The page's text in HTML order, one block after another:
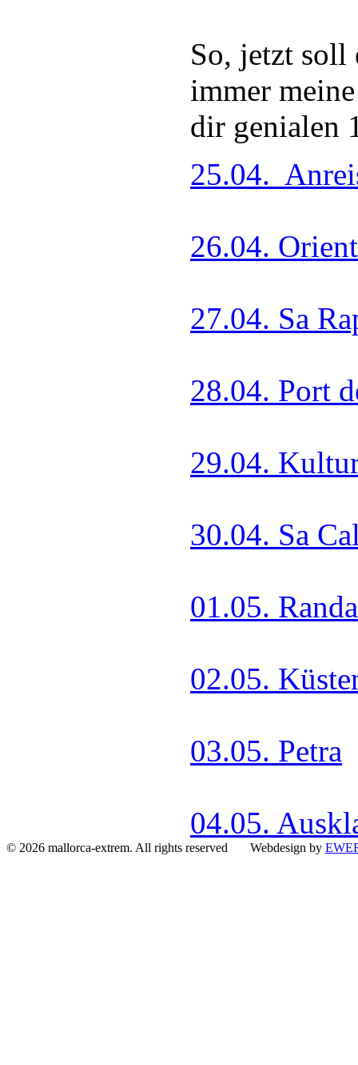
So, jetzt soll
immer
dir genialen
25.04.
26.04. Orient
27.04. Sa
28.04. Port
29.04.
30.04. Sa
01.05.
02.05.
03.05. Petra
04.05.
© 2026 mallorca-extrem. All rights reserved Webdesign by